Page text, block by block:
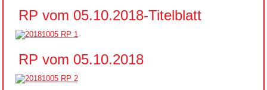
RP vom 05.10.2018-Titelblatt
RP vom 05.10.2018